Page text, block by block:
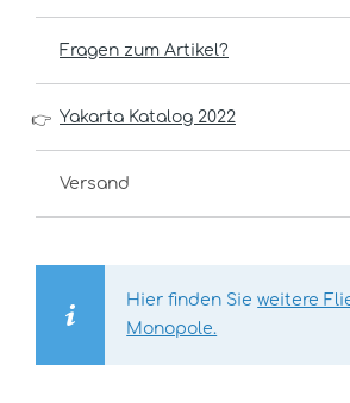
Fragen zum Artikel?
👉 Yakarta Katalog 2022
Versand
Hier finden Sieweitere
Monopole.